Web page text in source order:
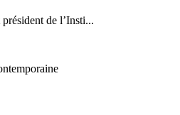
de l’Insti...